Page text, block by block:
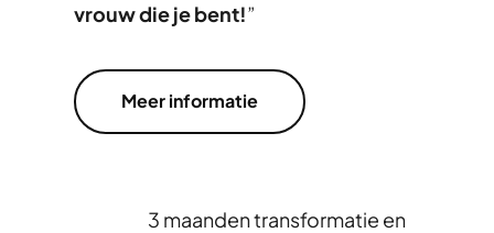
vrouw die je bent!”
Meer informatie
3 maanden transformatie en